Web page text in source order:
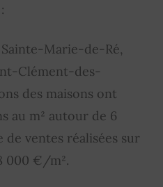
:
Marie-de-Ré,
Clément-des-
des maisons ont
au m² autour de 6
ventes réalisées sur
000 €/m².